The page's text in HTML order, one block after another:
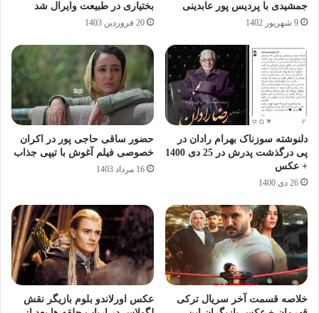
جمشیدی با پردیس پور عابدینی
9 شهریور 1402
بختیاری در طبیعت وایرال شد
20 فروردین 1403
دلنوشته سوزناک بهرام رادان در
پی درگذشت پدرش در 25 دی 1400
+ عکس
26 دی 1400
حضور ساقی حاجی پور در اکران
خصوصی فیلم آغوش با تیپی جذاب
16 مرداد 1403
خلاصه قسمت آخر سریال ترکی
عکس اورلاندو بلوم بازیگر نقش